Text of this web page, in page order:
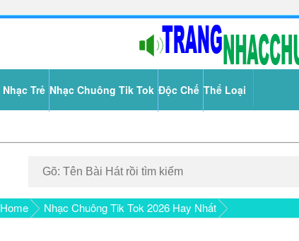
Nhạc Trẻ Nhạc Chuông Tik Tok Độc Chế Thể Loại
Home Nhạc Chuông Tik Tok 2026 Hay Nhất